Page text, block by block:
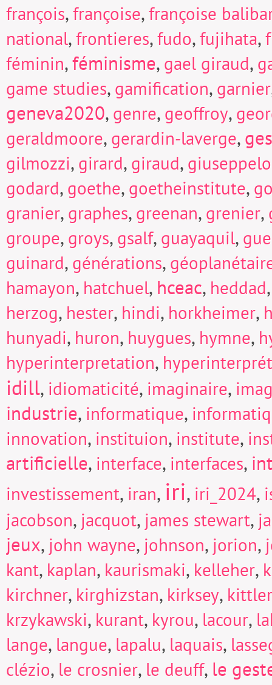
françois,françoise,françoise
national,frontieres,fudo,fujihata,
féminin,féminisme, gael giraud,
game studies, gamification, garnier
geneva2020, genre, geoffroy,
geraldmoore, gerardin-laverge,
gilmozzi, girard, giraud,
godard, goethe, goetheinstitute,
granier, graphes, greenan, grenier,
groupe, groys, gsalf, guayaquil,
guinard, générations,
hamayon, hatchuel, hceac, heddad
herzog, hester, hindi, horkheimer,
hunyadi, huron, huygues, hymne,
hyperinterpretation,
idill, idiomaticité, imaginaire,
industrie, informatique,
innovation, instituion, institute,
artificielle, interface, interfaces,
investissement, iran, iri, iri_2024,
jacobson, jacquot, james stewart,
jeux, john wayne, johnson, jorion,
kant, kaplan, kaurismaki, kelleher,
kirchner, kirghizstan, kirksey, kittler
krzykawski, kurant, kyrou, lacour,
lange, langue, lapalu, laquais,
clézio, le crosnier, le deuff, le